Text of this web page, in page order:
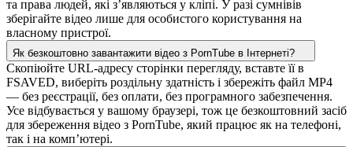
та права людей, які з’являються у кліпі. У разі сумнівів
зберігайте відео лише для особистого користування на
власному пристрої.
Як безкоштовно завантажити відео з PornTube в Інтернеті?
Скопіюйте URL-адресу сторінки перегляду, вставте її в
FSAVED, виберіть роздільну здатність і збережіть файл MP4
— без реєстрації, без оплати, без програмного забезпечення.
Усе відбувається у вашому браузері, тож це безкоштовний засіб
для збереження відео з PornTube, який працює як на телефоні,
так і на комп’ютері.